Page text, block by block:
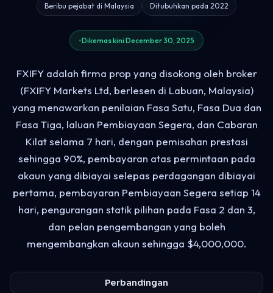
Beribu pejabat di Malaysia Ditubuhkan pada 2022
Dikemas kini December 30, 2025
FXIFY adalah firma prop yang disokong oleh broker
(FXIFY Markets Ltd, berlesen di Labuan, Malaysia)
yang menawarkan penilaian Fasa Satu, Fasa Dua dan
Fasa Tiga, laluan Pembiayaan Segera, dan Cabaran
Kilat selama 7 hari, dengan pemisahan prestasi
sehingga 90%, pembayaran atas permintaan pada
akaun yang dibiayai selepas perdagangan dibiayai
pertama, pembayaran Pembiayaan Segera setiap 14
hari, pengurangan statik pilihan pada Fasa 2 dan 3,
dan pelan pengembangan yang boleh
mengembangkan akaun sehingga $4,000,000.
Perbandingan